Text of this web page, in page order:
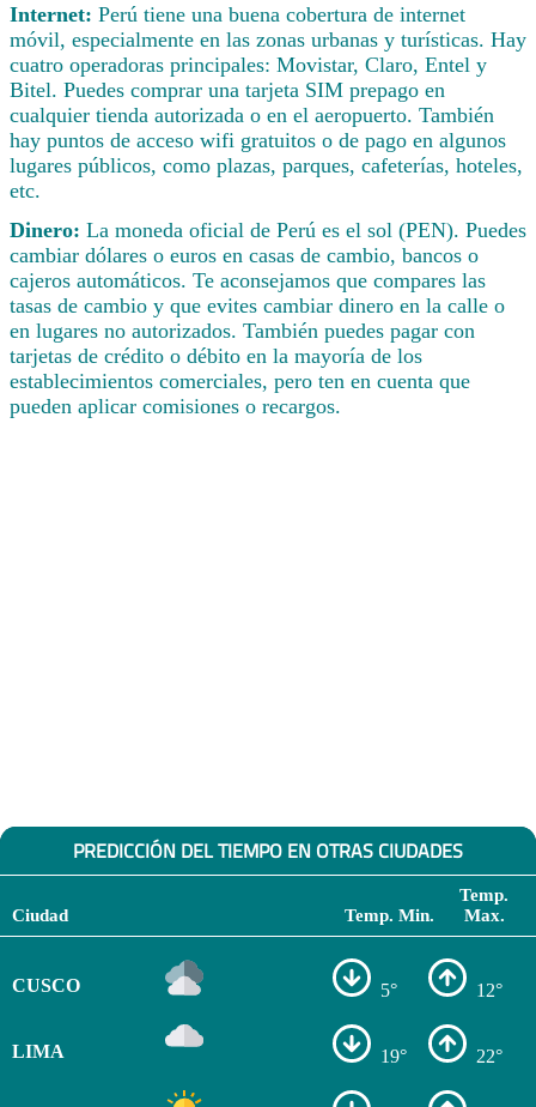
Internet: Perú tiene una buena cobertura de internet
móvil, especialmente en las zonas urbanas y turísticas. Hay
cuatro operadoras principales: Movistar, Claro, Entel y
Bitel. Puedes comprar una tarjeta SIM prepago en
cualquier tienda autorizada o en el aeropuerto. También
hay puntos de acceso wifi gratuitos o de pago en algunos
lugares públicos, como plazas, parques, cafeterías, hoteles,
etc.
Dinero: La moneda oficial de Perú es el sol (PEN). Puedes
cambiar dólares o euros en casas de cambio, bancos o
cajeros automáticos. Te aconsejamos que compares las
tasas de cambio y que evites cambiar dinero en la calle o
en lugares no autorizados. También puedes pagar con
tarjetas de crédito o débito en la mayoría de los
establecimientos comerciales, pero ten en cuenta que
pueden aplicar comisiones o recargos.
PREDICCIÓN DEL TIEMPO EN OTRAS CIUDADES
Ciudad Temp. Min.
Temp.
Max.
CUSCO 5° 12°
LIMA 19° 22°